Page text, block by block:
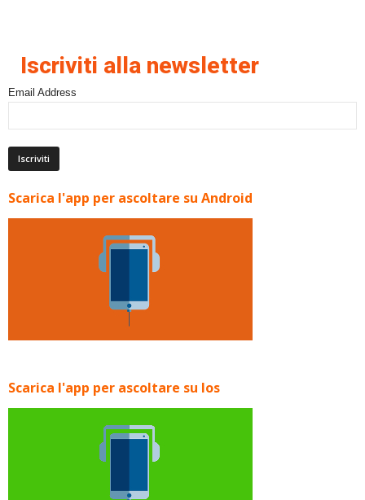
Iscriviti alla newsletter
Email Address
Scarica l'app per ascoltare su Android
Scarica l'app per ascoltare su Ios